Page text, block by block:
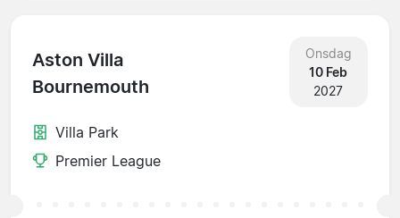
Aston Villa
Bournemouth
Onsdag
10 Feb
2027
Villa Park
Premier League